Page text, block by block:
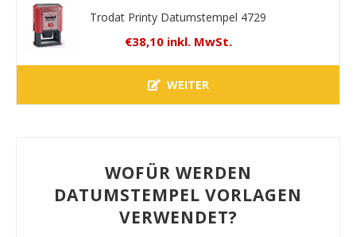
Trodat Printy Datumstempel 4729
€38,10 inkl. MwSt.
WEITER
WOFÜR WERDEN
DATUMSTEMPEL VORLAGEN
VERWENDET?